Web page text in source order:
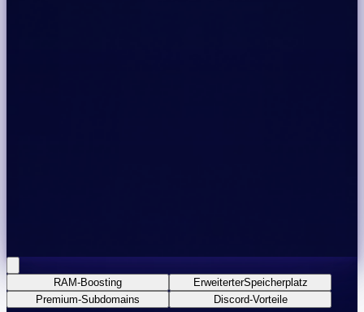
RAM-Boosting ErweiterterSpeicherplatz
Premium-Subdomains
Discord-Vorteile